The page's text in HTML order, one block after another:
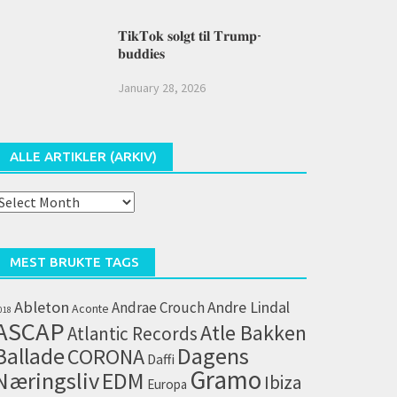
𝐓𝐢𝐤𝐓𝐨𝐤 𝐬𝐨𝐥𝐠𝐭 𝐭𝐢𝐥 𝐓𝐫𝐮𝐦𝐩-
𝐛𝐮𝐝𝐝𝐢𝐞𝐬
January 28, 2026
ALLE ARTIKLER (ARKIV)
MEST BRUKTE TAGS
Ableton Aconte Andrae CrouchAndre Lindal
Atlantic RecordsAtle Bakken
CORONA Daffi Dagens
EDM Europa Gramo Ibiza